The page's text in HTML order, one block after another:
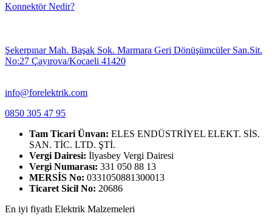
Konnektör Nedir?
Şekerpınar Mah. Başak Sok. Marmara Geri Dönüşümcüler San.Sit.
No:27 Çayırova/Kocaeli 41420
info@forelektrik.com
0850 305 47 95
Tam Ticari Ünvan: ELES ENDÜSTRİYEL ELEKT. SİS.
SAN. TİC. LTD. ŞTİ.
Vergi Dairesi: İlyasbey Vergi Dairesi
Vergi Numarası: 331 050 88 13
MERSİS No: 0331050881300013
Ticaret Sicil No: 20686
En iyi fiyatlı Elektrik Malzemeleri